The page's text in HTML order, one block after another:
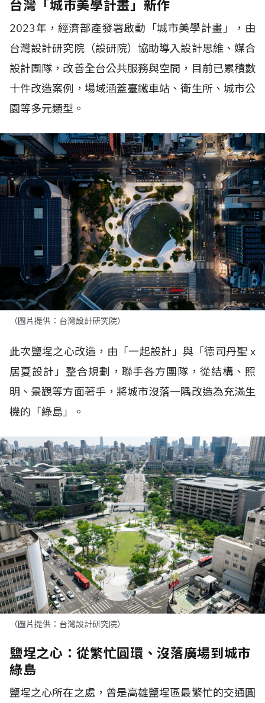
台灣「城市美學計畫」新作
2023年，經濟部產發署啟動「城市美學計畫」，由
台灣設計研究院（設研院）協助導入設計思維、媒合
設計團隊，改善全台公共服務與空間，目前已累積數
十件改造案例，場域涵蓋臺鐵車站、衛生所、城市公
園等多元類型。
（圖片提供：台灣設計研究院）
此次鹽埕之心改造，由「一起設計」與「德司丹聖 x
居夏設計」整合規劃，聯手各方團隊，從結構、照
明、景觀等方面著手，將城市沒落一隅改造為充滿生
機的「綠島」。
（圖片提供：台灣設計研究院）
鹽埕之心：從繁忙圓環、沒落廣場到城市
綠島
鹽埕之心所在之處，曾是高雄鹽埕區最繁忙的交通圓